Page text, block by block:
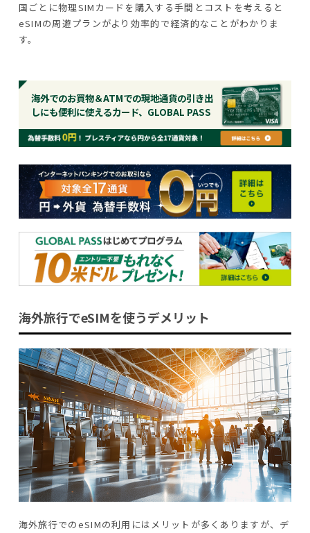
国ごとに物理SIMカードを購入する手間とコストを考えると
eSIMの周遊プランがより効率的で経済的なことがわかりま
す。
海外でのお買物＆ATMでの現地通貨の引き出
しにも便利に使えるカード、GLOBAL PASS
海外旅行でeSIMを使うデメリット
海外旅行でのeSIMの利用にはメリットが多くありますが、デ